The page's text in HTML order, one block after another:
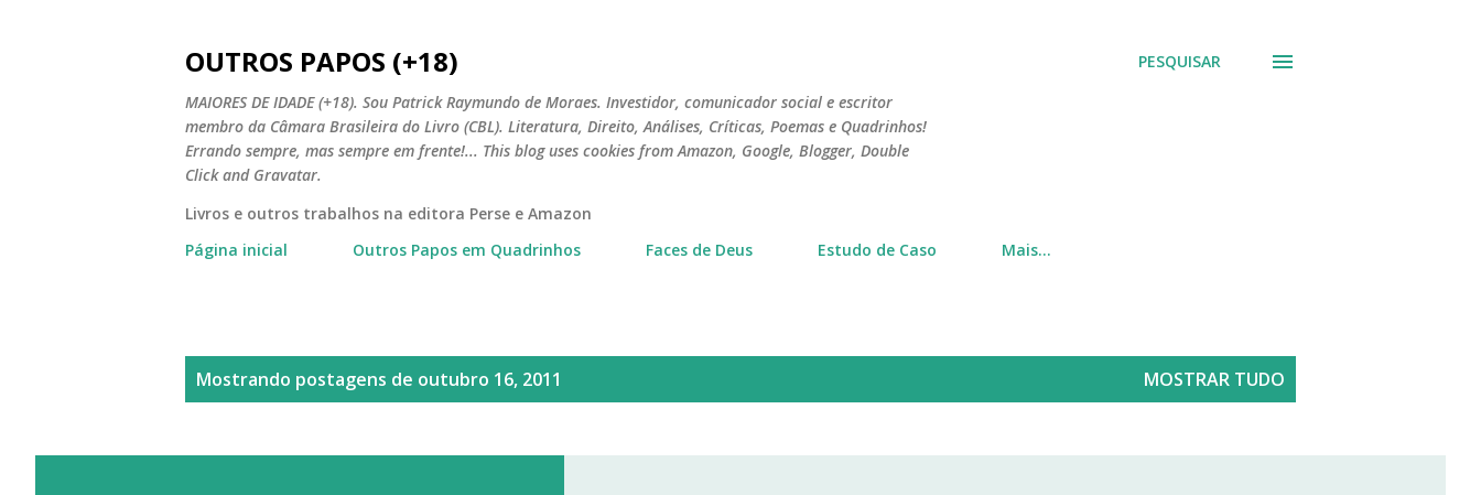
OUTROS PAPOS (+18)
MAIORES DE IDADE (+18). Sou Patrick Raymundo de Moraes. Investidor, comunicador social e escritor
membro da Câmara Brasileira do Livro (CBL). Literatura, Direito, Análises, Críticas, Poemas e Quadrinhos!
Errando sempre, mas sempre em frente!... This blog uses cookies from Amazon, Google, Blogger, Double
Click and Gravatar.
PESQUISAR
Livros e outros trabalhos na editora Perse e Amazon
Página inicial
Outros Papos em Quadrinhos Faces de Deus Estudo de Caso Mais…
s
Mostrando postagens de outubro 16, 2011 MOSTRAR TUDO